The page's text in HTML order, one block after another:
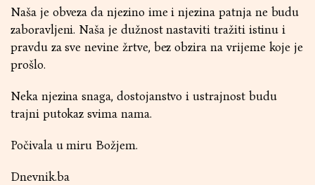
Naša je obveza da njezino ime i njezina patnja ne budu
zaboravljeni. Naša je dužnost nastaviti tražiti istinu i
pravdu za sve nevine žrtve, bez obzira na vrijeme koje je
prošlo.
Neka njezina snaga, dostojanstvo i ustrajnost budu
trajni putokaz svima nama.
Počivala u miru Božjem.
Dnevnik.ba